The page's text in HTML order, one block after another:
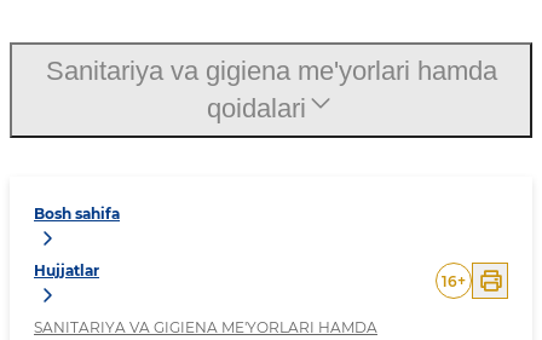
Bosh sahifa
Hujjatlar
SANITARIYA VA GIGIENA ME'YORLARI HAMDA
16+
Sanitariya va gigiena me'yorlari hamda
qoidalari